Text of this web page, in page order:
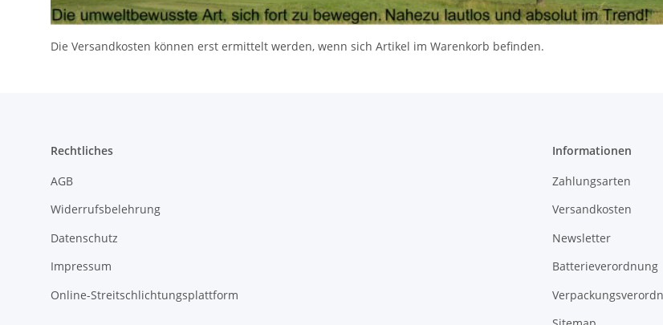
Die Versandkosten können erst ermittelt werden, wenn sich Artikel im Warenkorb befinden.
Rechtliches
AGB
Widerrufsbelehrung
Datenschutz
Impressum
Online-Streitschlichtungsplattform
Informationen
Zahlungsarten
Versandkosten
Newsletter
Batterieverordnung